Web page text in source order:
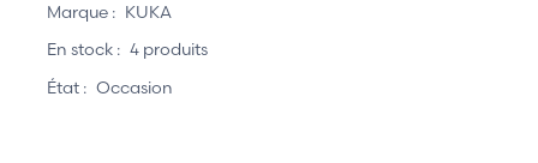
Marque : KUKA
En stock : 4 produits
État : Occasion